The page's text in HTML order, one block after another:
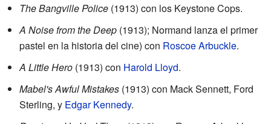
The Bangville Police (1913) con los Keystone Cops.
A Noise from the Deep (1913); Normand lanza el primer
pastel en la historia del cine) con Roscoe Arbuckle.
A Little Hero (1913) con Harold Lloyd.
Mabel's Awful Mistakes (1913) con Mack Sennett, Ford
Sterling, y Edgar Kennedy.